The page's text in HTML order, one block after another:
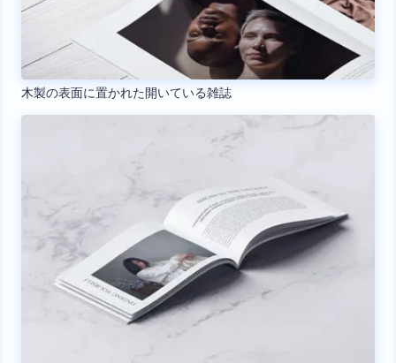
木製の表面に置かれた開いている雑誌